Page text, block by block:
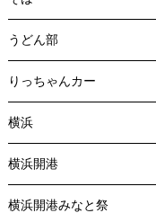
うどん部
りっちゃんカー
横浜
横浜開港
横浜開港みなと祭